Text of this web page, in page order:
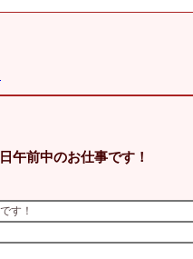
午前中のお仕事です！
す！